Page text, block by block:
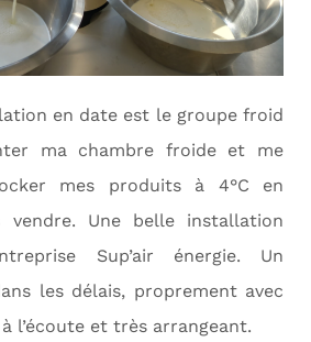
en date est le groupe froid
ma chambre froide et me
mes produits à 4°C en
Une belle installation
Sup’air énergie. Un
les délais, proprement avec
l’écoute et très arrangeant.